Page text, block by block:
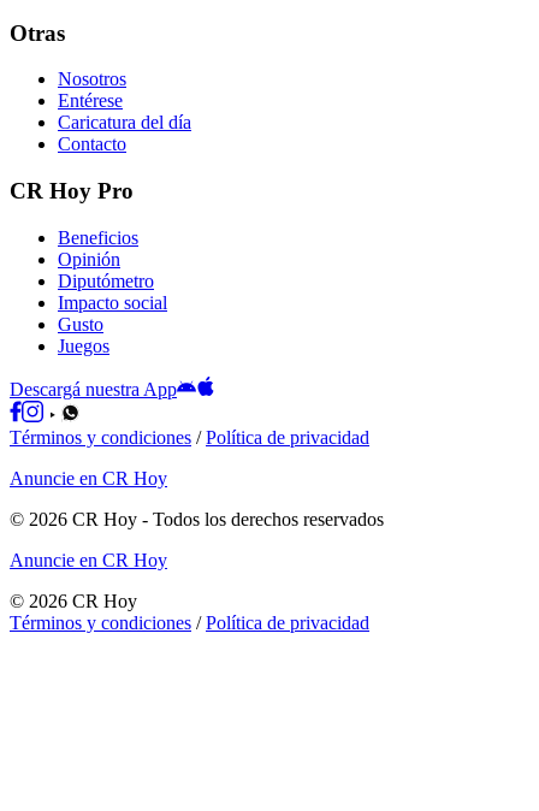
Otras
Nosotros
Entérese
Caricatura del día
Contacto
CR Hoy Pro
Beneficios
Opinión
Diputómetro
Impacto social
Gusto
Juegos
Descargá nuestra App
Términos y condiciones /Política de privacidad
Anuncie en CR Hoy
© 2026 CR Hoy - Todos los derechos reservados
Anuncie en CR Hoy
© 2026 CR Hoy
Términos y condiciones /Política de privacidad